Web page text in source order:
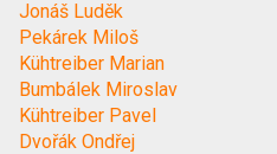
Jonáš Luděk
Pekárek Miloš
Kühtreiber Marian
Bumbálek Miroslav
Kühtreiber Pavel
Dvořák Ondřej